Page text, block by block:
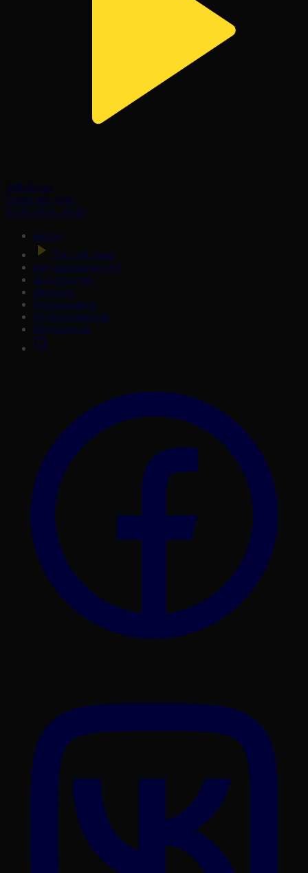
308-бөлім
Сезім мен серт
31.07.2026, 20:10
Басты
Тікелей эфир
Бағдарлама кестесі
Жаңалықтар
Жобалар
Телехикаялар
Мультсериалдар
Видеоархив